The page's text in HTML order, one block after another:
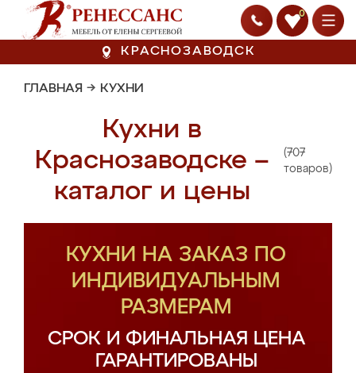
0
КРАСНОЗАВОДСК
ГЛАВНАЯ → КУХНИ
Кухни в
Краснозаводске –
каталог и цены
(707
товаров)
КУХНИ НА ЗАКАЗ ПО
ИНДИВИДУАЛЬНЫМ
РАЗМЕРАМ
СРОК И ФИНАЛЬНАЯ ЦЕНА
ГАРАНТИРОВАНЫ